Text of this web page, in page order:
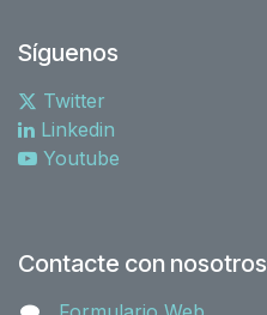
Síguenos
Twitter
Linkedin
Youtube
Contacte con nosotros